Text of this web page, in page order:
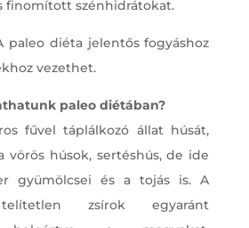
finomított szénhidrátokat.
paleo diéta jelentős fogyáshoz
vezethet.
paleo diétában?
fűvel táplálkozó állat húsát,
vörös húsok, sertéshús, de ide
gyümölcsei és a tojás is. A
zsírok egyaránt